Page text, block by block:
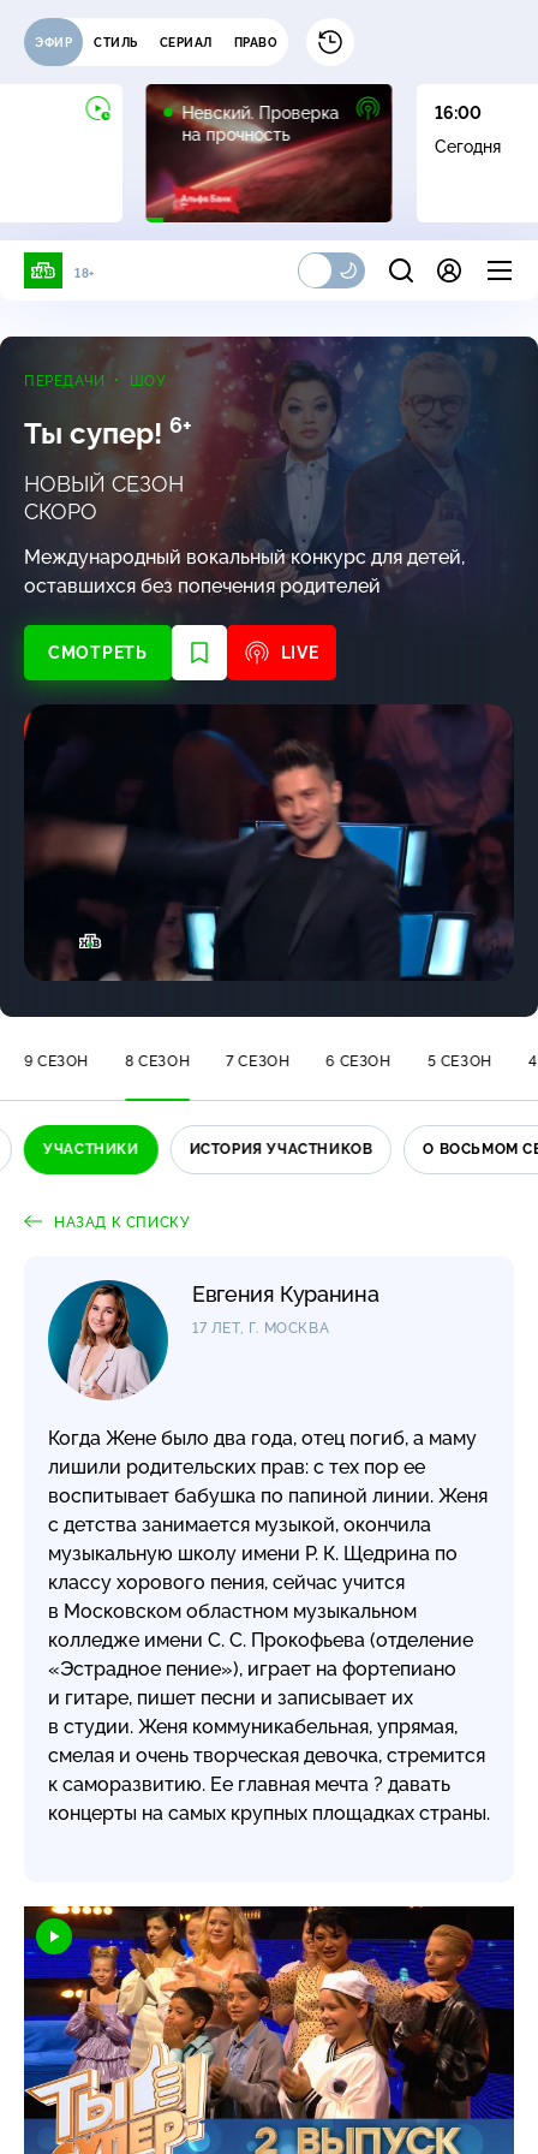
ЭФИР СТИЛЬ СЕРИАЛ ПРАВО
Невский. Проверка
на прочность
16+
16:00
Сегодня
18+
Тип
ПЕРЕДАЧИ ШОУ
Ты супер! 6+
НОВЫЙ СЕЗОН
СКОРО
Международный вокальный конкурс для детей,
оставшихся без попечения родителей
СМОТРЕТЬ LIVE
9 СЕЗОН 8 СЕЗОН 7 СЕЗОН 6 СЕЗОН 5 СЕЗОН
УЧАСТНИКИ ИСТОРИЯ УЧАСТНИКОВ О ВОСЬМОМ
НАЗАД К СПИСКУ
Евгения Куранина
17 ЛЕТ, Г. МОСКВА
Когда Жене было два года, отец погиб, а маму
лишили родительских прав: с тех пор ее
воспитывает бабушка по папиной линии. Женя
с детства занимается музыкой, окончила
музыкальную школу имени Р. К. Щедрина по
классу хорового пения, сейчас учится
в Московском областном музыкальном
колледже имени С. С. Прокофьева (отделение
«Эстрадное пение»), играет на фортепиано
и гитаре, пишет песни и записывает их
в студии. Женя коммуникабельная, упрямая,
смелая и очень творческая девочка, стремится
к саморазвитию. Ее главная мечта ? давать
концерты на самых крупных площадках страны.